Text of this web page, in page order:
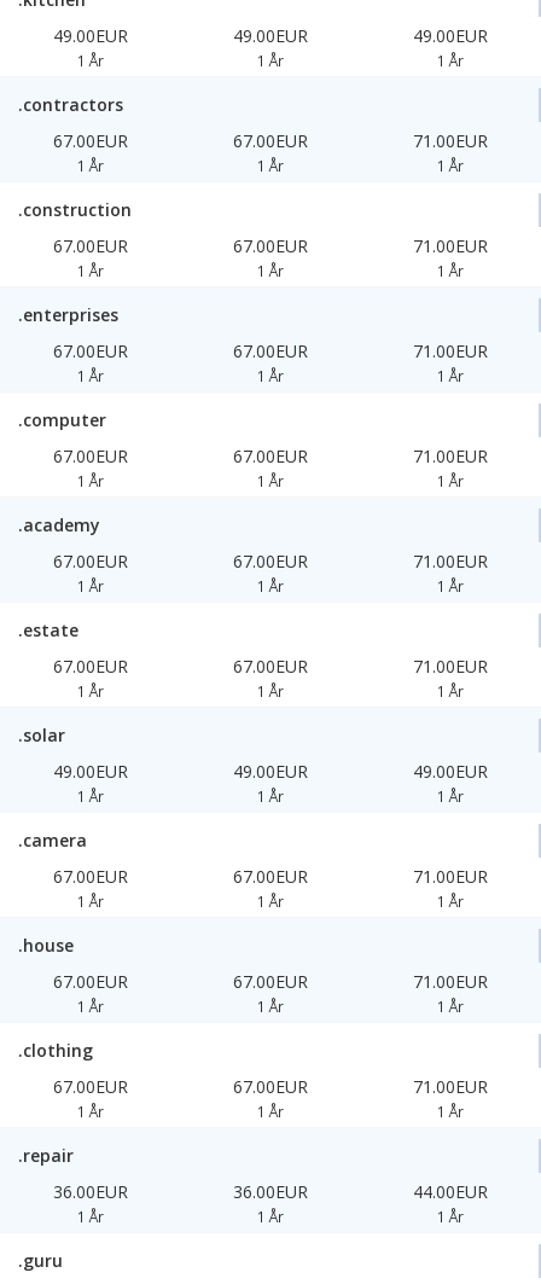
49.00EUR
1 År
49.00EUR
1 År
49.00EUR
1 År
.contractors
67.00EUR
1 År
67.00EUR
1 År
71.00EUR
1 År
.construction
67.00EUR
1 År
67.00EUR
1 År
71.00EUR
1 År
.enterprises
67.00EUR
1 År
67.00EUR
1 År
71.00EUR
1 År
.computer
67.00EUR
1 År
67.00EUR
1 År
71.00EUR
1 År
.academy
67.00EUR
1 År
67.00EUR
1 År
71.00EUR
1 År
.estate
67.00EUR
1 År
67.00EUR
1 År
71.00EUR
1 År
.solar
49.00EUR
1 År
49.00EUR
1 År
49.00EUR
1 År
.camera
67.00EUR
1 År
67.00EUR
1 År
71.00EUR
1 År
.house
67.00EUR
1 År
67.00EUR
1 År
71.00EUR
1 År
.clothing
67.00EUR
1 År
67.00EUR
1 År
71.00EUR
1 År
.repair
36.00EUR
1 År
36.00EUR
1 År
44.00EUR
1 År
.guru